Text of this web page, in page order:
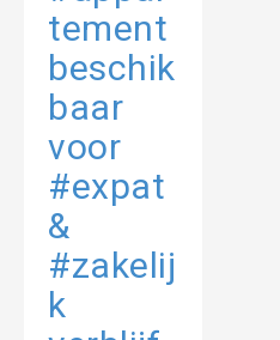
tement
beschik
baar
voor
#expat
&
#zakelij
k